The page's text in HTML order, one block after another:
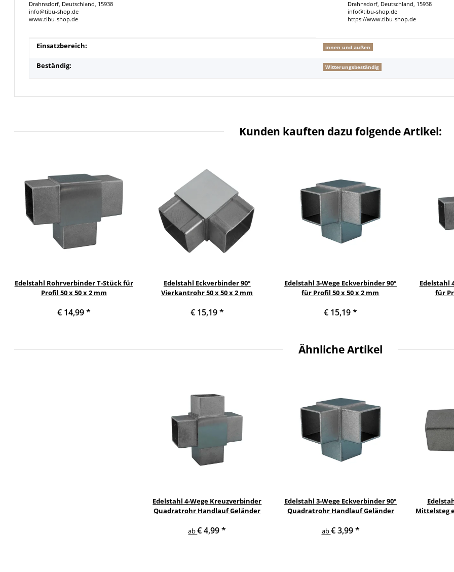
Drahnsdorf, Deutschland, 15938
info@tibu-shop.de
www.tibu-shop.de
Drahnsdorf, Deutschland, 15938
info@tibu-shop.de
https://www.tibu-shop.de
Produkteigenschaft
Wert
Einsatzbereich: innen und außen
Beständig: Witterungsbeständig
Kunden kauften dazu folgende Artikel:
Edelstahl Rohrverbinder T-Stück für
Profil 50 x 50 x 2 mm
€ 14,99*
Edelstahl Eckverbinder 90°
Vierkantrohr 50 x 50 x 2 mm
€ 15,19*
Edelstahl 3-Wege Eckverbinder 90°
für Profil 50 x 50 x 2 mm
€ 15,19*
Edelstahl
für
Ähnliche Artikel
Edelstahl 4-Wege Kreuzverbinder
Quadratrohr Handlauf Geländer
ab€ 4,99*
Edelstahl 3-Wege Eckverbinder 90°
Quadratrohr Handlauf Geländer
ab€ 3,99*
Mittelsteg